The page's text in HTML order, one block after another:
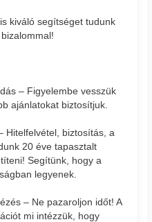
kiváló segítséget tudunk
– Figyelembe vesszük
ajánlatokat biztosítjuk.
Hitelfelvétel, biztosítás, a
20 éve tapasztalt
Segítünk, hogy a
legyenek.
– Ne pazaroljon időt! A
mi intézzük, hogy